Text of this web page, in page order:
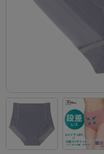
ストッキング
- 無地ストッキン
- 柄ストッキング
- ショート丈ス
- 着圧ストッキン
- パンティ部レ
タイツ
インナーウェア
ブラジャー
- ノンワイヤーブ
- ブラトップ
ショーツ
- レギュラーシ
ライフスタイルウ
ルームウェア・
アクティブ・ス
- スポーツブラ
ソックス・靴下
クルー・レギュ
スニーカー丈
インナーウエア
メンズパンツ
Tバック・ビキニ
肌着・インナー
ライフスタイルウ
ルームウェア・
タイツ
ソックス・靴下
クルー・レギュ
スニーカー丈・
ハイソックス
スクールソックス
インナーウエア
ブラジャー
ノンワイヤーブラ
スポーツブラ
ショーツ
レギュラーショ
ブランドから探す
アスティーグ
スゴスト
フェイクタイツ
hotto comfort
商品選びのお手
私に似合う、ス
タイツの選び方
ご利用ガイド
はじめての方へ
よくある質問（